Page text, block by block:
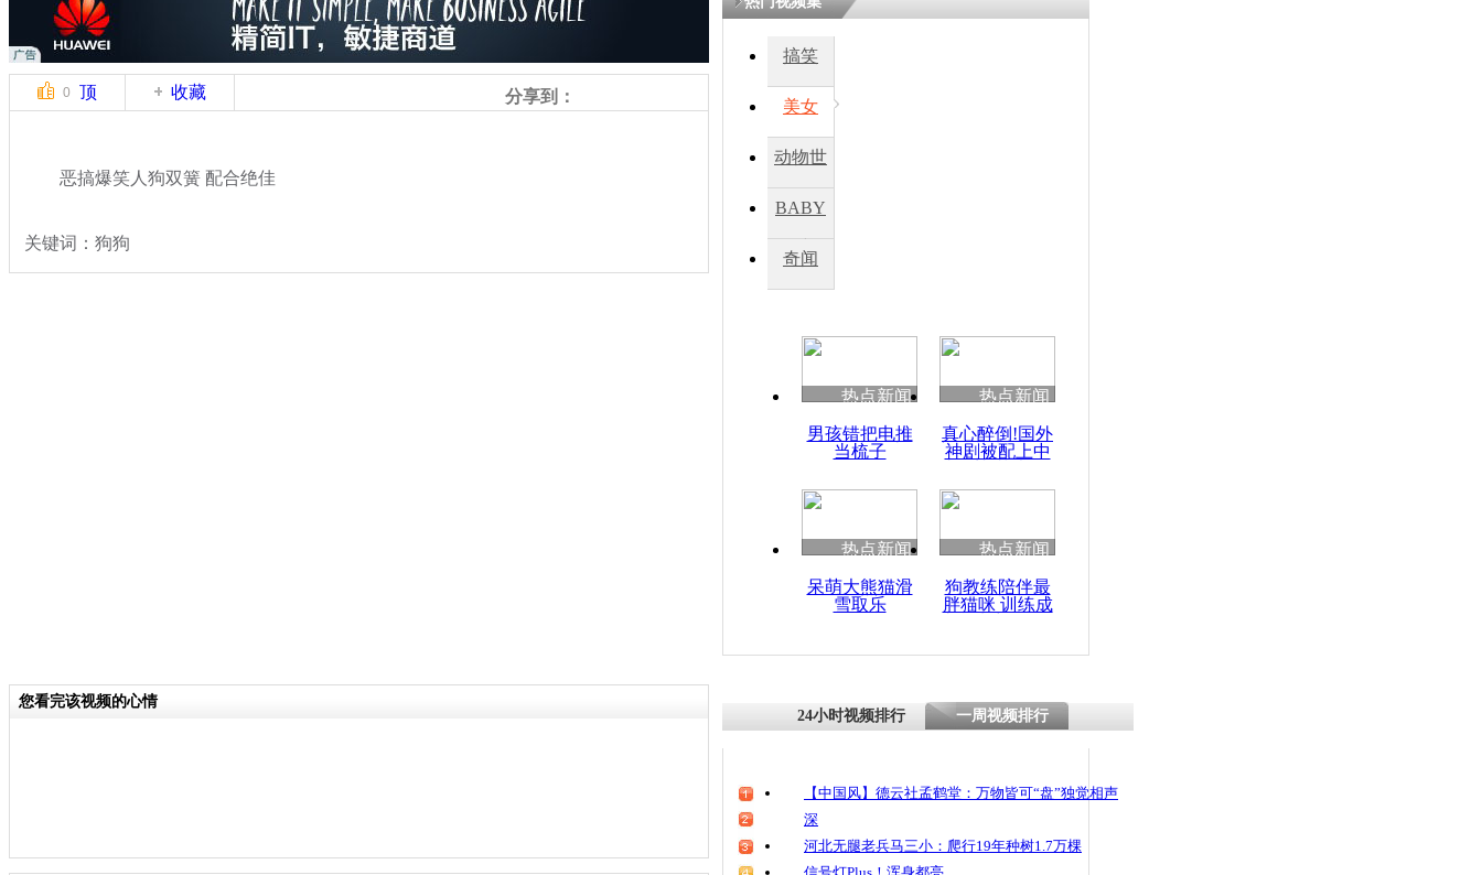
0 顶 收藏 分享到：
恶搞爆笑人狗双簧 配合绝佳
关键词：狗狗
搞笑
美女
动物世
BABY
秀
奇闻
热点新闻
男孩错把电推
当梳子
热点新闻
真心醉倒!国外
神剧被配上中
热点新闻
呆萌大熊猫滑
雪取乐
热点新闻
狗教练陪伴最
胖猫咪 训练成
您看完该视频的心情
24小时视频排行 一周视频排行
【中国风】德云社孟鹤堂：万物皆可“盘”独觉相声
深
河北无腿老兵马三小：爬行19年种树1.7万棵